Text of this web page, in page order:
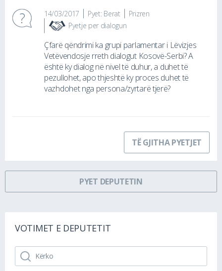
14/03/2017 Pyet: Berat
Prizren
Pyetje per dialogun
Çfarë qëndrimi ka grupi parlamentar i Lëvizjes
Vetëvendosje rreth dialogut Kosovë-Serbi? A
është ky dialog në nivel të duhur, a duhet të
pezullohet, apo thjeshtë ky proces duhet të
vazhdohet nga persona/zyrtarë tjerë?
TË GJITHA PYETJET
PYET DEPUTETIN
VOTIMET E DEPUTETIT